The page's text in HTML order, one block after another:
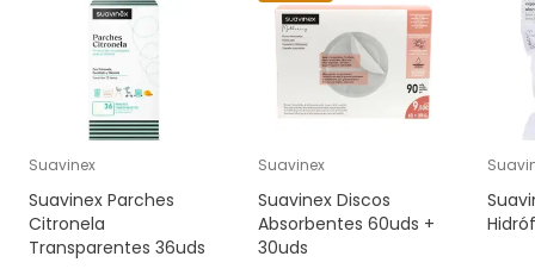
Suavinex
Suavinex Parches
Citronela
Transparentes 36uds
Suavinex
Suavinex Discos
Absorbentes 60uds +
30uds